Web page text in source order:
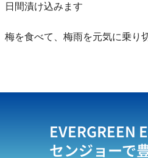
日間漬け込みます
梅を食べて、梅雨を元気に乗り
EVERGREEN
センジョーで